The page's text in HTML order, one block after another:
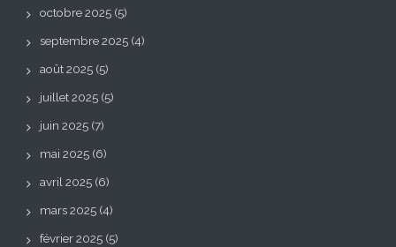
octobre 2025 (5)
septembre 2025 (4)
août 2025 (5)
juillet 2025 (5)
juin 2025 (7)
mai 2025 (6)
avril 2025 (6)
mars 2025 (4)
février 2025 (5)